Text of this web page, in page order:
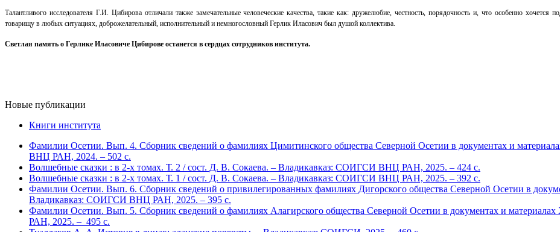
Талантливого исследователя Г.И. Цибирова отличали также замечательные человеческие качества, такие как: дружелюбие, честность, порядочность и, что особенно
товарищу в любых ситуациях, доброжелательный, исполнительный и немногословный Герлик Иласович был душой коллектива.
Светлая память о Герлике Иласовиче Цибирове останется в сердцах сотрудников института.
Новые публикации
Книги института
Фамилии Осетии. Вып. 4. Сборник сведений о фамилиях Цимитинского общества Северной Осетии в документах и
ВНЦ РАН, 2024. – 502 с.
Волшебные сказки : в 2-х томах. Т. 2 / сост. Д. В. Сокаева. – Владикавказ: СОИГСИ ВНЦ РАН, 2025. – 424 c.
Волшебные сказки : в 2-х томах. Т. 1 / сост. Д. В. Сокаева. – Владикавказ: СОИГСИ ВНЦ РАН, 2025. – 392 c.
Фамилии Осетии. Вып. 6. Сборник сведений о привилегированных фамилиях Дигорского общества Северной Осетии в
Владикавказ: СОИГСИ ВНЦ РАН, 2025. – 395 с.
Фамилии Осетии. Вып. 5. Сборник сведений о фамилиях Алагирского общества Северной Осетии в документах и
РАН, 2025. – 495 с.